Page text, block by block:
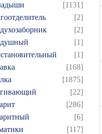
[1131]
[2]
[2]
[1]
[1]
[168]
[1875]
[22]
[286]
[6]
[117]